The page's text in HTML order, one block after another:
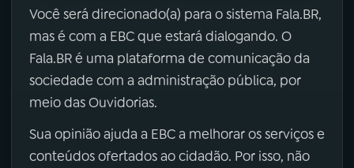
Você será direcionado(a) para o sistema Fala.BR,
mas é com a EBC que estará dialogando. O
Fala.BR é uma plataforma de comunicação da
sociedade com a administração pública, por
meio das Ouvidorias.
Sua opinião ajuda a EBC a melhorar os serviços e
conteúdos ofertados ao cidadão. Por isso, não